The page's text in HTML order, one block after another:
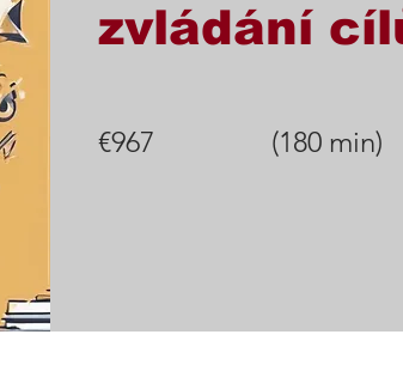
zvládání
€967 (180 min)